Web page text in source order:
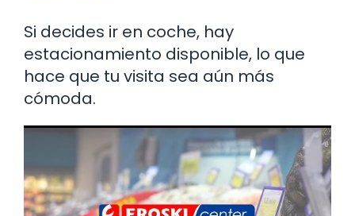
Si decides ir en coche, hay
estacionamiento disponible, lo que
hace que tu visita sea aún más
cómoda.